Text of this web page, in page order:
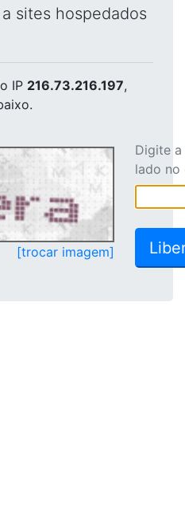
sites hospedados
IP 216.73.216.197,
[trocar imagem]
Digite
lado no